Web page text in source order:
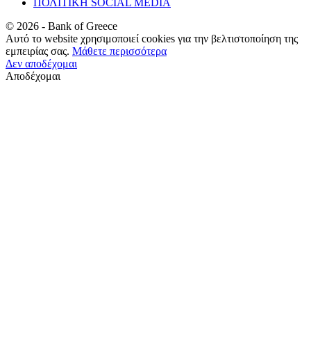
© 2026 - Bank of Greece
Αυτό το website χρησιμοποιεί cookies για την βελτιστοποίηση της
εμπειρίας σας. Μάθετε περισσότερα
Δεν αποδέχομαι
Αποδέχομαι